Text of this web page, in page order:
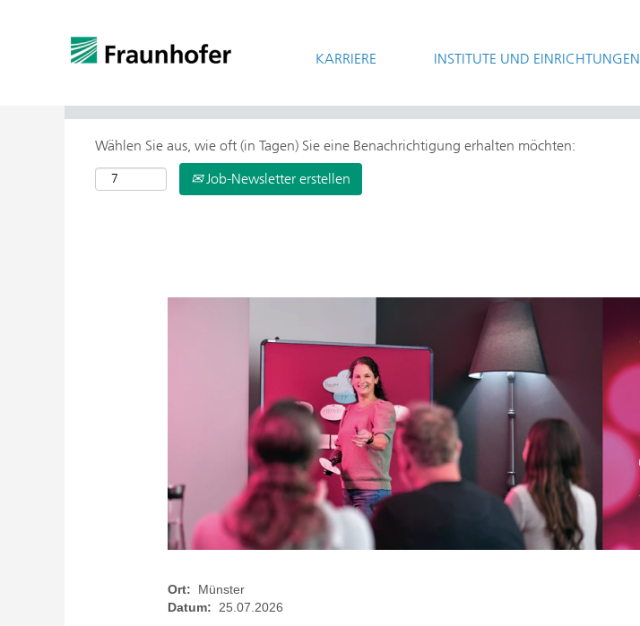
KARRIERE INSTITUTE UND EINRICHTUNGEN
> Weitere Suchoptionen
Wählen Sie aus, wie oft (in Tagen) Sie eine Benachrichtigung erhalten möchten:
Job-Newsletter erstellen
Ort: Münster
Datum: 25.07.2026